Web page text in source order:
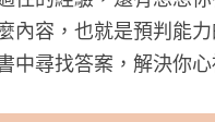
內容，也就是預判能
中尋找答案，解決你